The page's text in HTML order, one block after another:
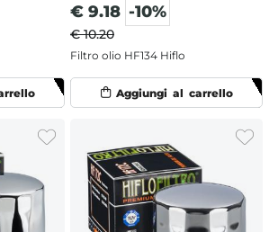
€ 9.18 -10%
€ 10.20
Filtro olio HF134 Hiflo